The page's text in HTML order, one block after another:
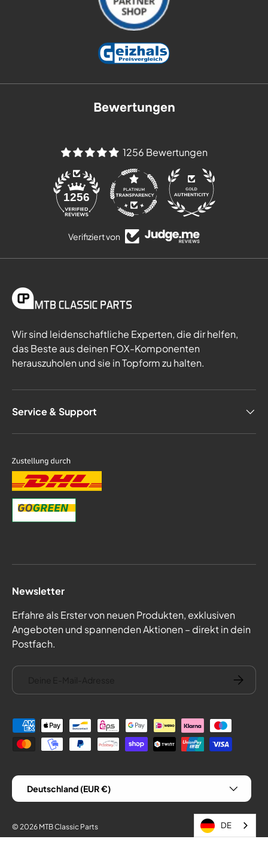
Bewertungen
1256 Bewertungen
1256
Verifiziert von
Wir sind leidenschaftliche Experten, die dir helfen,
das Beste aus deinen FOX-Komponenten
herauszuholen und sie in Topform zu halten.
Service & Support
Newsletter
Erfahre als Erster von neuen Produkten, exklusiven
Angeboten und spannenden Aktionen – direkt in dein
Postfach.
E-Mail
Zahlungsmethoden
Land/Region
Deutschland (EUR €)
© 2026 MTB Classic Parts DE